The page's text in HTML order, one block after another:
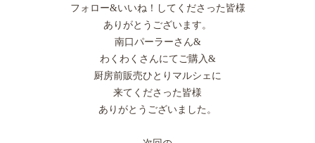
フォロー&いいね！してくださった皆様
ありがとうございます。
南口パーラーさん&
わくわくさんにてご購入&
厨房前販売ひとりマルシェに
来てくださった皆様
ありがとうございました。